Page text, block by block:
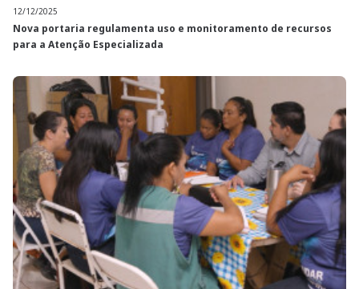
12/12/2025
Nova portaria regulamenta uso e monitoramento de recursos
para a Atenção Especializada